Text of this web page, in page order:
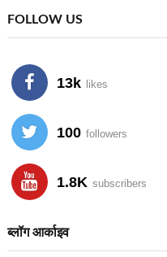
FOLLOW US
13k likes
100 followers
1.8K subscribers
ब्लॉग आर्काइव